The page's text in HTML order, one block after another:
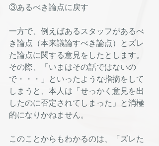
③あるべき論点に戻す
一方で、例えばあるスタッフがあるべ
き論点（本来議論すべき論点）とズレ
た論点に関する意見をしたとします。
その際、「いまはその話ではないの
で・・・」といったような指摘をして
しまうと、本人は「せっかく意見を出
したのに否定されてしまった」と消極
的になりかねません。
このことからもわかるのは、「ズレた